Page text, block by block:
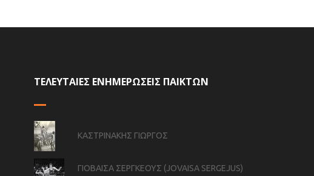
ΤΕΛΕΥΤΑΙΕΣ ΕΝΗΜΕΡΩΣΕΙΣ ΠΑΙΚΤΩΝ
ΚΑΣΤΡΙΝΑΚΗΣ ΓΙΩΡΓΟΣ
ΓΙΟΒΑΙΣΑ ΣΕΡΓΚΕΟΥΣ (JOVAISA SERGEJUS)